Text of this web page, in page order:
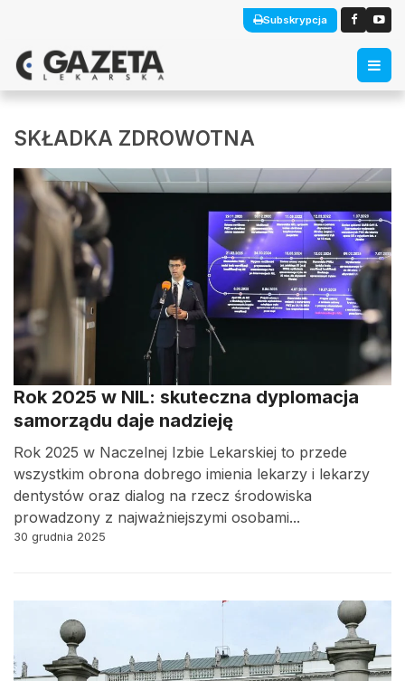
Subskrypcja
SKŁADKA ZDROWOTNA
Rok 2025 w NIL: skuteczna dyplomacja
samorządu daje nadzieję
Rok 2025 w Naczelnej Izbie Lekarskiej to przede
wszystkim obrona dobrego imienia lekarzy i lekarzy
dentystów oraz dialog na rzecz środowiska
prowadzony z najważniejszymi osobami...
30 grudnia 2025